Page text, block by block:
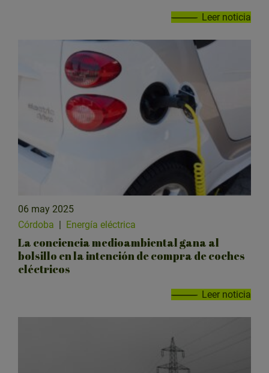
Leer noticia
06 may 2025
Córdoba | Energía eléctrica
La conciencia medioambiental gana al
bolsillo en la intención de compra de coches
eléctricos
Leer noticia